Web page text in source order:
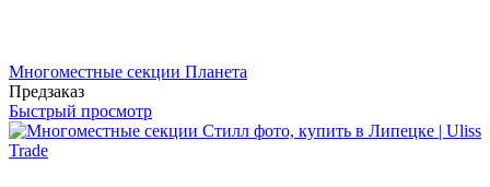
Многоместные секции Планета
Предзаказ
Быстрый просмотр